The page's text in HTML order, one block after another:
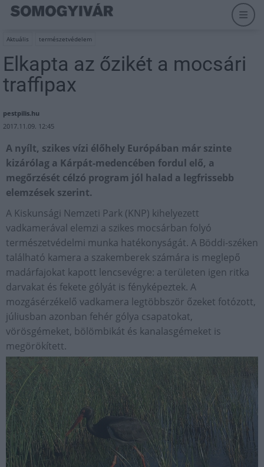
Aktuális természetvédelem
Elkapta az őzikét a mocsári
traffipax
pestpilis.hu
2017.11.09. 12:45
A nyílt, szikes vízi élőhely Európában már szinte
kizárólag a Kárpát-medencében fordul elő, a
megőrzését célzó program jól halad a legfrissebb
elemzések szerint.
A Kiskunsági Nemzeti Park (KNP) kihelyezett
vadkamerával elemzi a szikes mocsárban folyó
természetvédelmi munka hatékonyságát. A Böddi-széken
található kamera a szakemberek számára is meglepő
madárfajokat kapott lencsevégre: a területen igen ritka
darvakat és fekete gólyát is fényképeztek. A
mozgásérzékelő vadkamera legtöbbször őzeket fotózott,
júliusban azonban fehér gólya csapatokat,
vörösgémeket, bölömbikát és kanalasgémeket is
megörökített.